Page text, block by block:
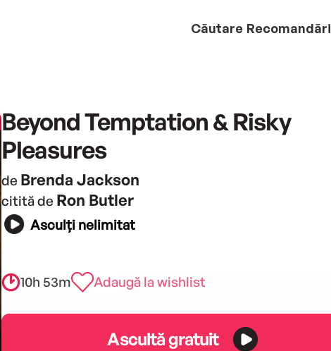
Căutare Recomandări
Beyond Temptation & Risky
Pleasures
de Brenda Jackson
citită de Ron Butler
Asculți nelimitat
10h 53m Adaugă la wishlist
Ascultă gratuit